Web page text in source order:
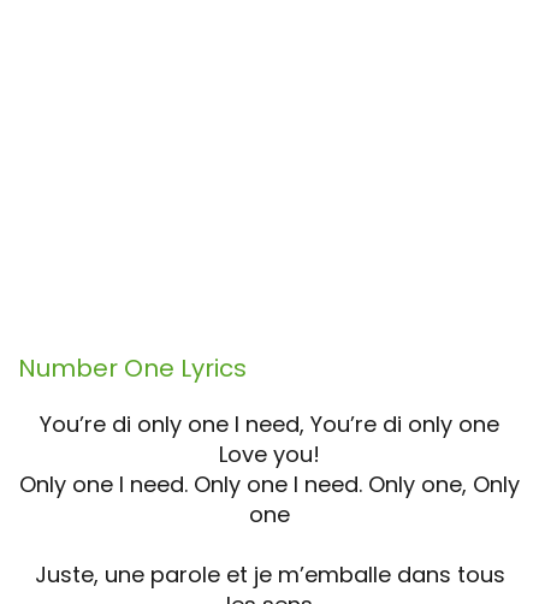
Number One Lyrics
You’re di only one I need, You’re di only one
Love you!
Only one I need. Only one I need. Only one, Only
one
Juste, une parole et je m’emballe dans tous